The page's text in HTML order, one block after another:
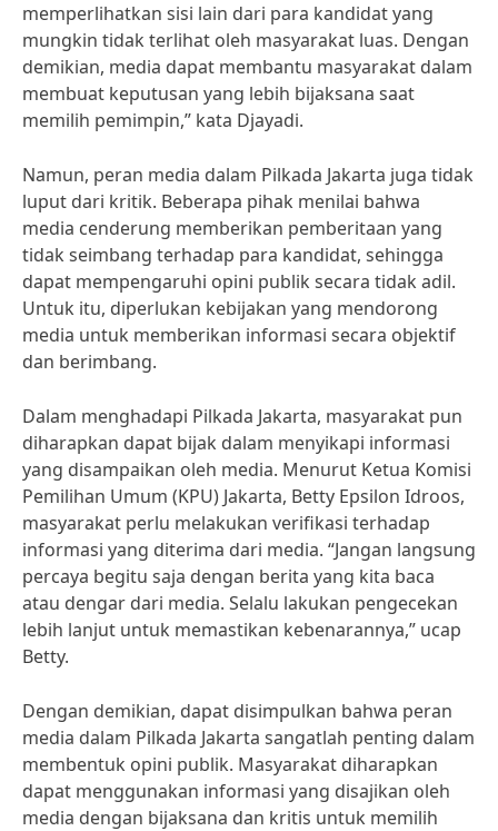
memperlihatkan sisi lain dari para kandidat yang
mungkin tidak terlihat oleh masyarakat luas. Dengan
demikian, media dapat membantu masyarakat dalam
membuat keputusan yang lebih bijaksana saat
memilih pemimpin,” kata Djayadi.
Namun, peran media dalam Pilkada Jakarta juga tidak
luput dari kritik. Beberapa pihak menilai bahwa
media cenderung memberikan pemberitaan yang
tidak seimbang terhadap para kandidat, sehingga
dapat mempengaruhi opini publik secara tidak adil.
Untuk itu, diperlukan kebijakan yang mendorong
media untuk memberikan informasi secara objektif
dan berimbang.
Dalam menghadapi Pilkada Jakarta, masyarakat pun
diharapkan dapat bijak dalam menyikapi informasi
yang disampaikan oleh media. Menurut Ketua Komisi
Pemilihan Umum (KPU) Jakarta, Betty Epsilon Idroos,
masyarakat perlu melakukan verifikasi terhadap
informasi yang diterima dari media. “Jangan langsung
percaya begitu saja dengan berita yang kita baca
atau dengar dari media. Selalu lakukan pengecekan
lebih lanjut untuk memastikan kebenarannya,” ucap
Betty.
Dengan demikian, dapat disimpulkan bahwa peran
media dalam Pilkada Jakarta sangatlah penting dalam
membentuk opini publik. Masyarakat diharapkan
dapat menggunakan informasi yang disajikan oleh
media dengan bijaksana dan kritis untuk memilih